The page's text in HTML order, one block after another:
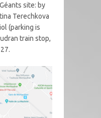
site: by
Terechkova
(parking is
train stop,